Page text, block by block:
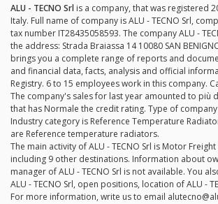
ALU - TECNO Srl is a company, that was registered
Italy. Full name of company is ALU - TECNO Srl,
tax number IT28435058593. The company ALU -
the address: Strada Braiassa 14 10080 SAN
brings you a complete range of reports and
and financial data, facts, analysis and official
Registry. 6 to 15 employees work in this company.
The company's sales for last year amounted to più
that has Normale the credit rating. Type of
Industry category is Reference Temperature
are Reference temperature radiators.
The main activity of ALU - TECNO Srl is Motor
including 9 other destinations. Information about
manager of ALU - TECNO Srl is not available. You
ALU - TECNO Srl, open positions, location of ALU -
For more information, write us to email